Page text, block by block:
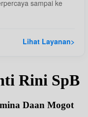
sampai ke
Lihat Layanan>
Rini SpB
Daan Mogot